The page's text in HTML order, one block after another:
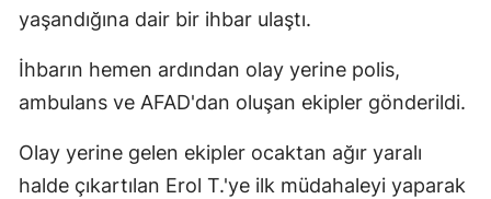
yaşandığına dair bir ihbar ulaştı.
İhbarın hemen ardından olay yerine polis,
ambulans ve AFAD'dan oluşan ekipler gönderildi.
Olay yerine gelen ekipler ocaktan ağır yaralı
halde çıkartılan Erol T.'ye ilk müdahaleyi yaparak